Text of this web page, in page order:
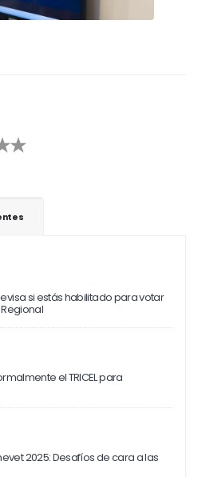
si estás habilitado para votar
el TRICEL para
2025: Desafíos de cara a las